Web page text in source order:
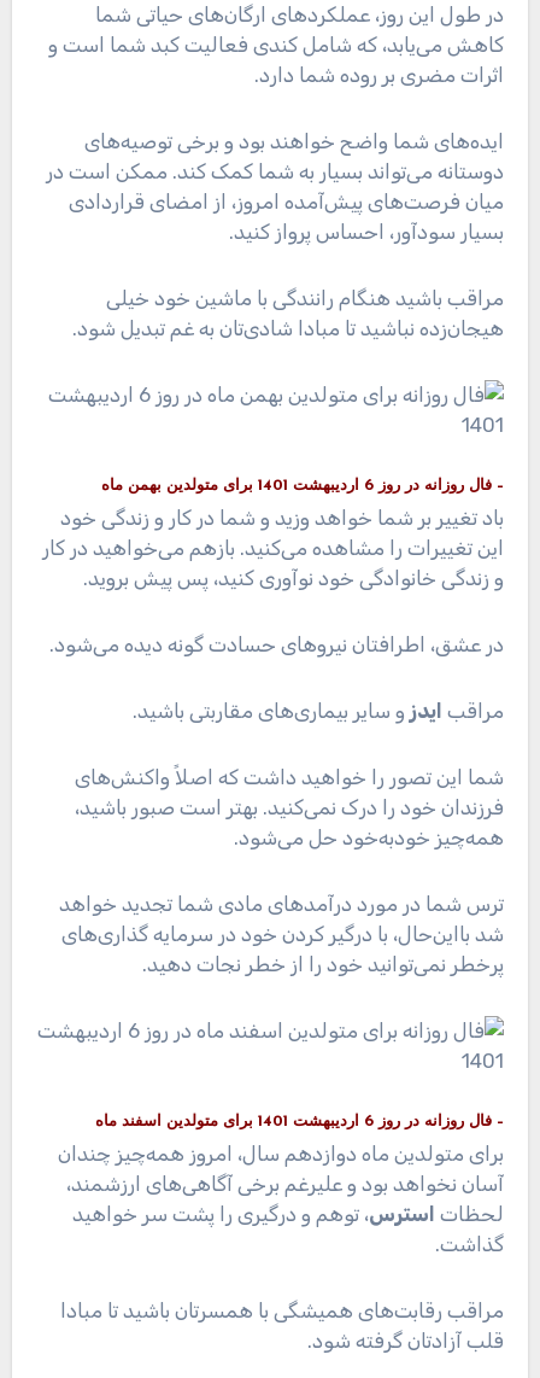
در طول این روز، عملکردهای ارگان‌های حیاتی شما
کاهش می‌یابد، که شامل کندی فعالیت کبد شما است و
اثرات مضری بر روده شما دارد.
ایده‌های شما واضح خواهند بود و برخی توصیه‌های
دوستانه می‌تواند بسیار به شما کمک کند. ممکن است در
میان فرصت‌های پیش‌آمده امروز، از امضای قراردادی
بسیار سودآور، احساس پرواز کنید.
مراقب باشید هنگام رانندگی با ماشین خود خیلی
هیجان‌زده نباشید تا مبادا شادی‌تان به غم تبدیل شود.
– فال روزانه در روز 6 اردیبهشت 1401 برای متولدین بهمن ماه
باد تغییر بر شما خواهد وزید و شما در کار و زندگی خود
این تغییرات را مشاهده می‌کنید. بازهم می‌خواهید در کار
و زندگی خانوادگی خود نوآوری کنید، پس پیش بروید.
در عشق، اطرافتان نیروهای حسادت گونه دیده می‌شود.
مراقب ایدز و سایر بیماری‌های مقاربتی باشید.
شما این تصور را خواهید داشت که اصلاً واکنش‌های
فرزندان خود را درک نمی‌کنید. بهتر است صبور باشید،
همه‌چیز خودبه‌خود حل می‌شود.
ترس شما در مورد درآمدهای مادی شما تجدید خواهد
شد بااین‌حال، با درگیر کردن خود در سرمایه گذاری‌های
پرخطر نمی‌توانید خود را از خطر نجات دهید.
– فال روزانه در روز 6 اردیبهشت 1401 برای متولدین اسفند ماه
برای متولدین ماه دوازدهم سال، امروز همه‌چیز چندان
آسان نخواهد بود و علیرغم برخی آگاهی‌های ارزشمند،
لحظات استرس، توهم و درگیری را پشت سر خواهید
گذاشت.
مراقب رقابت‌های همیشگی با همسرتان باشید تا مبادا
قلب آزادتان گرفته شود.